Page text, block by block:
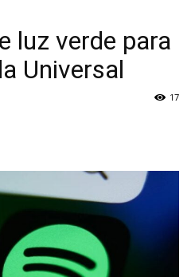
luz verde para
Universal
17